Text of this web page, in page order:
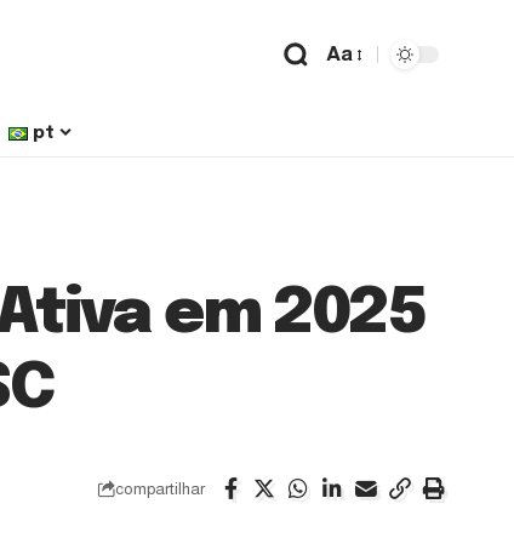
Aa
pt
em 2025
compartilhar